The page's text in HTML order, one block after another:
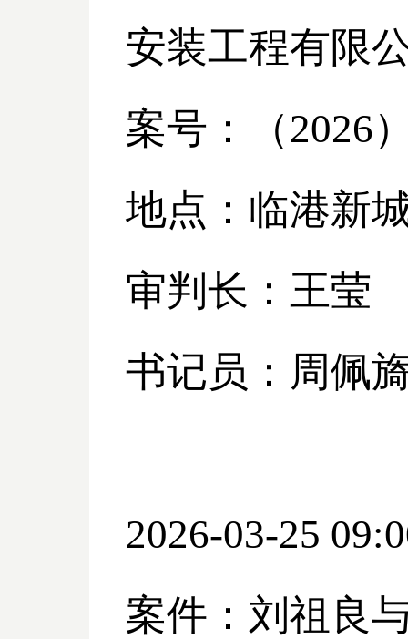
安装工程有限
案号：（2026
地点：临港新
审判长：王莹
书记员：周佩
2026-03-25
案件：刘祖良